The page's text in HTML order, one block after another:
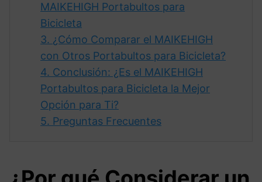
MAIKEHIGH Portabultos para
Bicicleta
3. ¿Cómo Comparar el MAIKEHIGH
con Otros Portabultos para Bicicleta?
4. Conclusión: ¿Es el MAIKEHIGH
Portabultos para Bicicleta la Mejor
Opción para Ti?
5. Preguntas Frecuentes